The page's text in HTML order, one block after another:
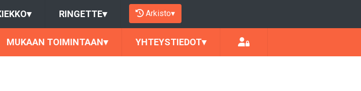
▾ RINGETTE▾ Arkisto▾
MUKAAN TOIMINTAAN▾ YHTEYSTIEDOT▾